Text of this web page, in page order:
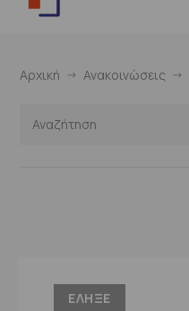
Αρχική Ανακοινώσεις
ΕΛΗΞΕ